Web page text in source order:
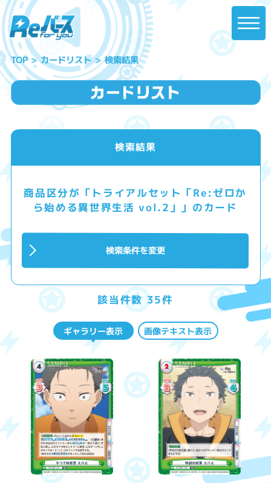
TOP カードリスト 検索結果
検索結果
商品区分が「トライアルセット「Re:ゼロか
ら始める異世界生活 vol.2」」のカード
検索条件を変更
該当件数 35件
ギャラリー表示 画像テキスト表示